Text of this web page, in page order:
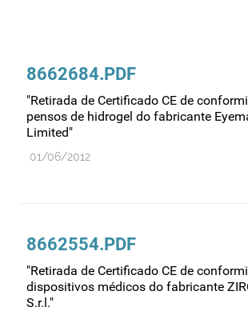
Cosméticos
Dispensa
Dispositivos médicos
Entidades reguladoras
Estrutura e organização
Exercício farmacêutico
8662684.PDF
"Retirada de Certificado CE de
pensos de hidrogel do fabricante
Limited"
01/06/2012
8662554.PDF
"Retirada de Certificado CE de
dispositivos médicos do fabricante
S.r.l."